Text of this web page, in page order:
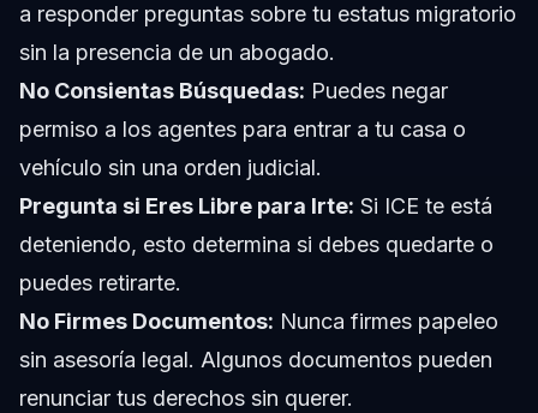
a responder preguntas sobre tu estatus migratorio
sin la presencia de un abogado.
No Consientas Búsquedas: Puedes negar
permiso a los agentes para entrar a tu casa o
vehículo sin una orden judicial.
Pregunta si Eres Libre para Irte: Si ICE te está
deteniendo, esto determina si debes quedarte o
puedes retirarte.
No Firmes Documentos: Nunca firmes papeleo
sin asesoría legal. Algunos documentos pueden
renunciar tus derechos sin querer.